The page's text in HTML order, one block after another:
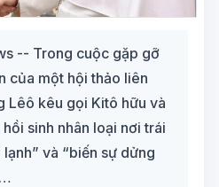
-- Trong cuộc gặp gỡ
của một hội thảo liên
Lêô kêu gọi Kitô hữu và
sinh nhân loại nơi trái
và “biến sự dửng